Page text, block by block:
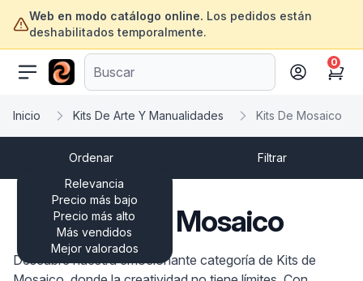
Web en modo catálogo online. Los pedidos están
deshabilitados temporalmente.
ofertasinformatica.com
Cart
0
Inicio Kits De Arte Y Manualidades Kits De Mosaico
Ordenar
Relevancia
Precio más bajo
Precio más alto
Más vendidos
Mejor valorados
Filtrar
Kits De Mosaico
Descubre nuestra emocionante categoría de Kits de